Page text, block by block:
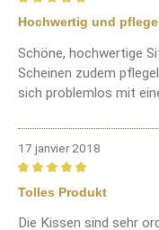
Review with rating of 5
Hochwertig und
Schöne, hochwertige
Scheinen zudem
sich problemlos mit
17 janvier 2018
Review with rating of 5
Tolles Produkt
Die Kissen sind sehr